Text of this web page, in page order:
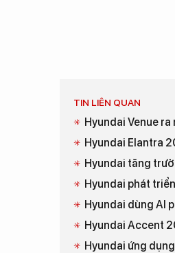
TIN LIÊN QUAN
Hyundai Venue
Hyundai Elantra
Hyundai tăng
Hyundai phát
Hyundai dùng AI
Hyundai Accent
Hyundai ứng